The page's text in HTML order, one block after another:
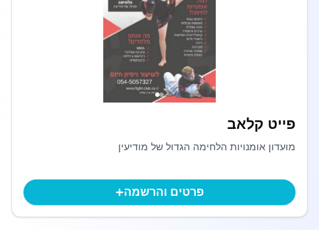
פייט קלאב
מועדון אומנויות הלחימה הגדול של מודיעין
פרטים והרשמה+